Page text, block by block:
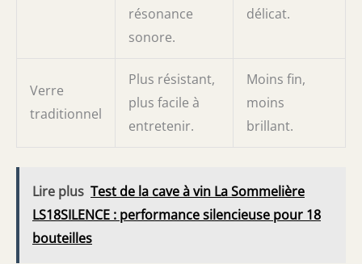
résonance
sonore.
délicat.
Verre
traditionnel
Plus résistant,
plus facile à
entretenir.
Moins fin,
moins
brillant.
Lire plus Test de la cave à vin La Sommelière
LS18SILENCE : performance silencieuse pour 18
bouteilles